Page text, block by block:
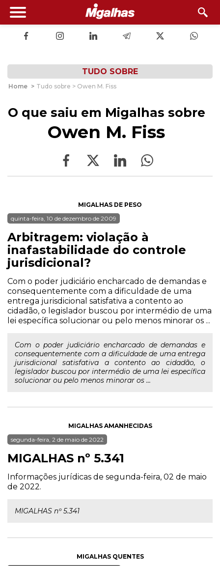
TUDO SOBRE
Home > Tudo sobre > Owen M. Fiss
O que saiu em Migalhas sobre
Owen M. Fiss
MIGALHAS DE PESO
quinta-feira, 10 de dezembro de 2009
Arbitragem: violação à
inafastabilidade do controle
jurisdicional?
Com o poder judiciário encharcado de demandas e
consequentemente com a dificuldade de uma
entrega jurisdicional satisfativa a contento ao
cidadão, o legislador buscou por intermédio de uma
lei específica solucionar ou pelo menos minorar os ...
Com o poder judiciário encharcado de demandas e
consequentemente com a dificuldade de uma entrega
jurisdicional satisfativa a contento ao cidadão, o
legislador buscou por intermédio de uma lei específica
solucionar ou pelo menos minorar os ...
MIGALHAS AMANHECIDAS
segunda-feira, 2 de maio de 2022
MIGALHAS nº 5.341
Informações jurídicas de segunda-feira, 02 de maio
de 2022.
MIGALHAS nº 5.341
MIGALHAS QUENTES